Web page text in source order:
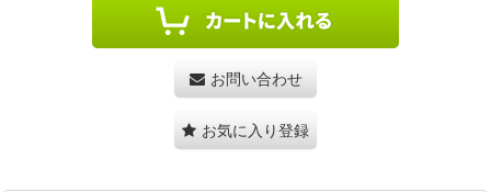
お問い合わせ
お気に入り登録